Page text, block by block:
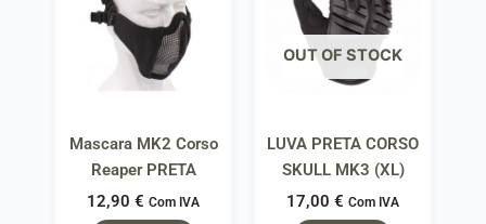
Mascara MK2 Corso
Reaper PRETA
12,90 € Com IVA
OUT OF STOCK
LUVA PRETA CORSO
SKULL MK3 (XL)
17,00 € Com IVA